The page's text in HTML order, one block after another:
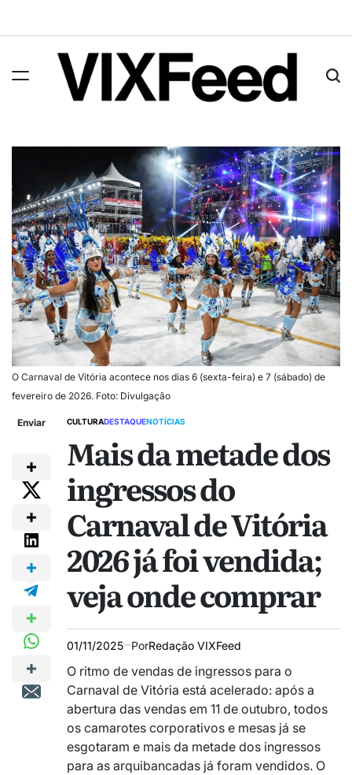
O Carnaval de Vitória acontece nos dias 6 (sexta-feira) e 7 (sábado) de
fevereiro de 2026. Foto: Divulgação
Enviar CULTURADESTAQUENOTÍCIAS
Mais da metade dos
ingressos do
Carnaval de Vitória
2026 já foi vendida;
veja onde comprar
01/11/2025 PorRedação VIXFeed
O ritmo de vendas de ingressos para o
Carnaval de Vitória está acelerado: após a
abertura das vendas em 11 de outubro, todos
os camarotes corporativos e mesas já se
esgotaram e mais da metade dos ingressos
para as arquibancadas já foram vendidos. O